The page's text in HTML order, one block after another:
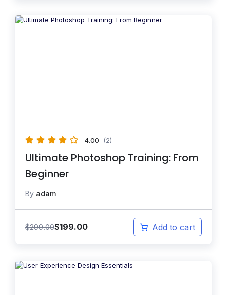
4.00 (2)
Ultimate Photoshop Training: From
Beginner
By adam
$299.00$199.00 Add to cart